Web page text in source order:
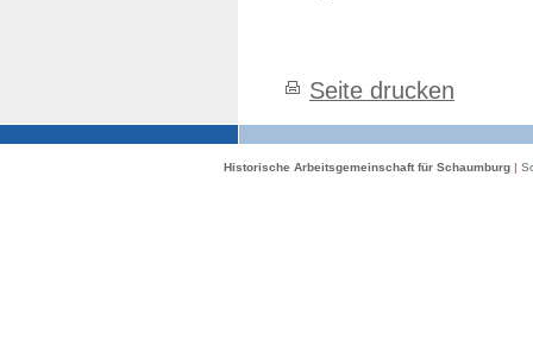
Seite drucken
Historische Arbeitsgemeinschaft für Schaumburg |